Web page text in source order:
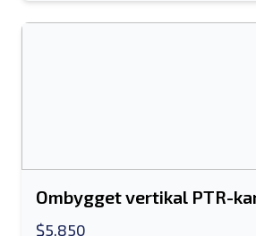
Ombygget vertikal PTR-
$5,850